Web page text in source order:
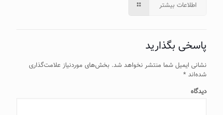
اطلاعات بیشتر
پاسخی بگذارید
نشانی ایمیل شما منتشر نخواهد شد. بخش‌های موردنیاز علامت‌گذاری
شده‌اند *
دیدگاه